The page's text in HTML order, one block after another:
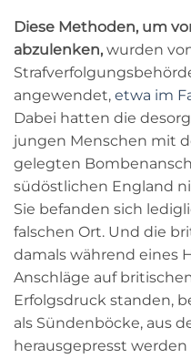
Diese Methoden, um
abzulenken, wurden
angewendet, etwa im
Dabei hatten die
jungen Menschen mit
gelegten
südöstlichen England
Sie befanden sich
falschen Ort. Und die
damals während eines
Anschläge auf
Erfolgsdruck standen,
als Sündenböcke, aus
herausgepresst